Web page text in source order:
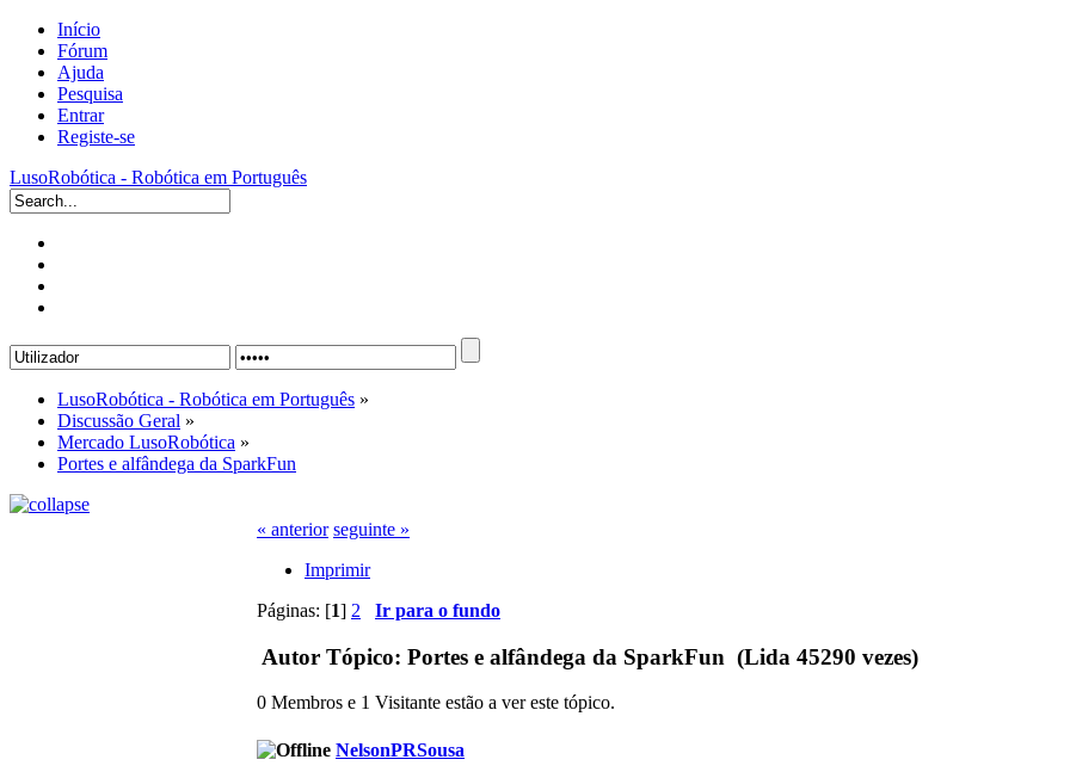
Início
Fórum
Ajuda
Pesquisa
Entrar
Registe-se
LusoRobótica - Robótica em Português
LusoRobótica - Robótica em Português »
Discussão Geral »
Mercado LusoRobótica »
Portes e alfândega da SparkFun
« anterior seguinte »
Imprimir
Páginas: [1] 2 Ir para o fundo
Autor Tópico: Portes e alfândega da SparkFun (Lida 45290 vezes)
0 Membros e 1 Visitante estão a ver este tópico.
NelsonPRSousa